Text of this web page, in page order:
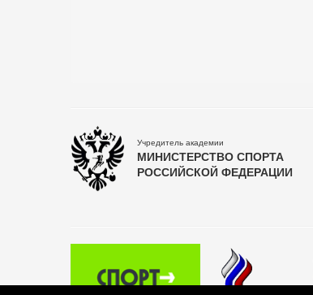
Учредитель академии
МИНИСТЕРСТВО СПОРТА
РОССИЙСКОЙ ФЕДЕРАЦИИ